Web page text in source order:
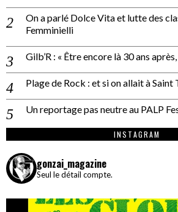
On a parlé Dolce Vita et lutte des
Femminielli
Gilb’R : « Être encore là 30 ans
Plage de Rock : et si on allait à Saint
Un reportage pas neutre au PALP
INSTAGRAM
gonzai_magazine
Seul le détail compte.